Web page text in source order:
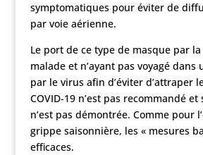
symptomatiques pour éviter de
par voie aérienne.
Le port de ce type de masque par
malade et n’ayant pas voyagé dans
par le virus afin d’éviter d’attraper
COVID-19 n’est pas recommandé
n’est pas démontrée. Comme pour
grippe saisonnière, les « mesures
efficaces.